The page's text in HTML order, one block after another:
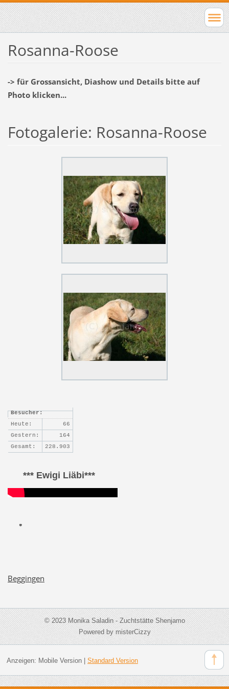
Rosanna-Roose
-> für Grossansicht, Diashow und Details bitte auf
Photo klicken...
Fotogalerie: Rosanna-Roose
Besucher:
Heute:
66
Gestern:
164
Gesamt:
228.903
*** Ewigi Liäbi***
Beggingen
© 2023 Monika Saladin - Zuchtstätte Shenjamo
Powered by misterCizzy
Anzeigen: Mobile Version| Standard Version